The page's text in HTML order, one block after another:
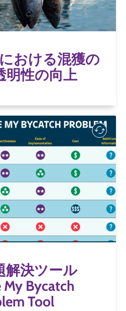
おける混獲の
明性の向上
ロ延縄漁が西中部太平洋の
に与える影響を軽減する
ることができる。
はこちら
解決ツール
My Bycatch
Tool
解決ツール
Bycatch
Tool
ル」は、延縄漁業および
対策の発見と評価を支援
ルを見る